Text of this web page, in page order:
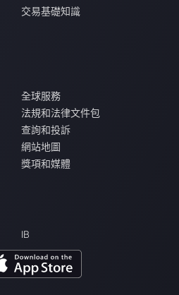
交易基礎知識
全球服務
法規和法律文件包
查詢和投訴
網站地圖
獎項和媒體
IB